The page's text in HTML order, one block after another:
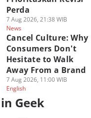
Perda
7 Aug 2026, 21:38 WIB
News
Cancel Culture: Why
Consumers Don't
Hesitate to Walk
Away From a Brand
7 Aug 2026, 11:00 WIB
English
Geek